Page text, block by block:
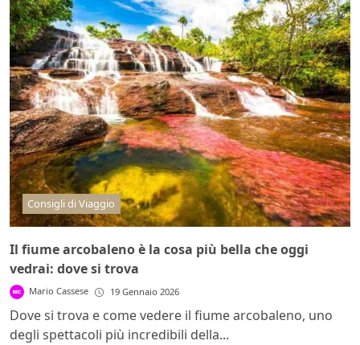
Consigli di Viaggio
Il fiume arcobaleno è la cosa più bella che oggi
vedrai: dove si trova
Mario Cassese 19 Gennaio 2026
Dove si trova e come vedere il fiume arcobaleno, uno
degli spettacoli più incredibili della...